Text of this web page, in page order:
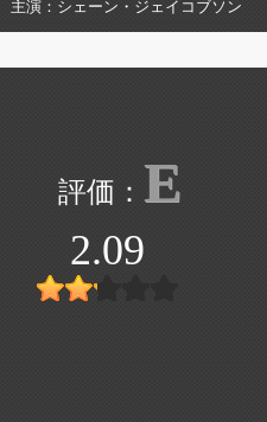
主演 シェーン・ジェイコブソン
E
2.09